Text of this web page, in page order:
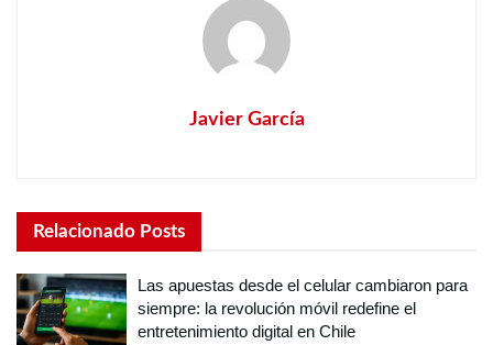
Javier García
Relacionado Posts
Las apuestas desde el celular cambiaron para
siempre: la revolución móvil redefine el
entretenimiento digital en Chile